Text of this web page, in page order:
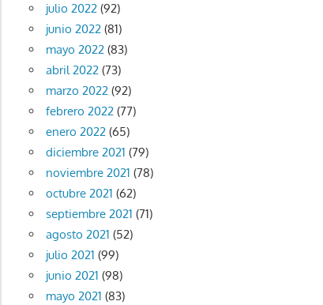
julio 2022(92)
junio 2022(81)
mayo 2022(83)
abril 2022(73)
marzo 2022(92)
febrero 2022(77)
enero 2022(65)
diciembre 2021 (79)
noviembre 2021 (78)
octubre 2021 (62)
septiembre 2021 (71)
agosto 2021 (52)
julio 2021 (99)
junio 2021 (98)
mayo 2021 (83)